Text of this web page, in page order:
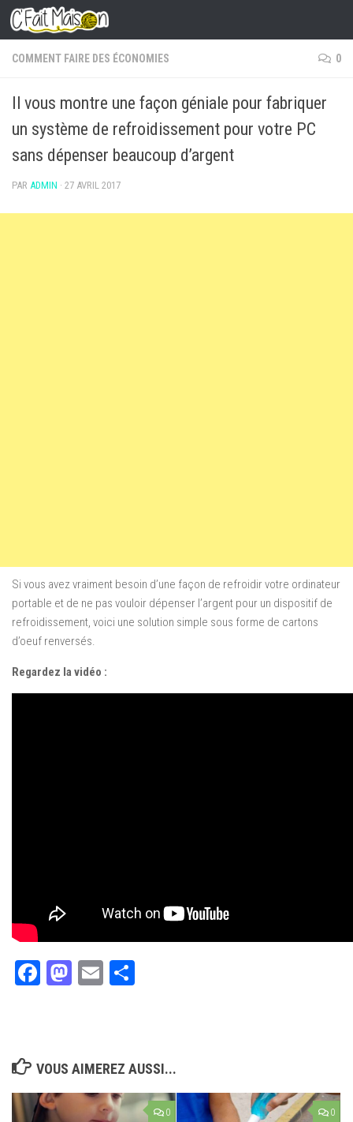
Skip to content
COMMENT FAIRE DES ÉCONOMIES 0
Il vous montre une façon géniale pour fabriquer
un système de refroidissement pour votre PC
sans dépenser beaucoup d’argent
PAR ADMIN · 27 AVRIL 2017
Si vous avez vraiment besoin d’une façon de refroidir votre ordinateur
portable et de ne pas vouloir dépenser l’argent pour un dispositif de
refroidissement, voici une solution simple sous forme de cartons
d’oeuf renversés.
Regardez la vidéo :
Facebook
Mastodon
Email
VOUS AIMEREZ AUSSI...
0 0